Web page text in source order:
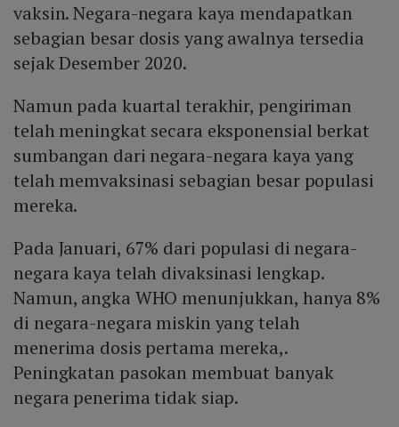
vaksin. Negara-negara kaya mendapatkan
sebagian besar dosis yang awalnya tersedia
sejak Desember 2020.
Namun pada kuartal terakhir, pengiriman
telah meningkat secara eksponensial berkat
sumbangan dari negara-negara kaya yang
telah memvaksinasi sebagian besar populasi
mereka.
Pada Januari, 67% dari populasi di negara-
negara kaya telah divaksinasi lengkap.
Namun, angka WHO menunjukkan, hanya 8%
di negara-negara miskin yang telah
menerima dosis pertama mereka,.
Peningkatan pasokan membuat banyak
negara penerima tidak siap.